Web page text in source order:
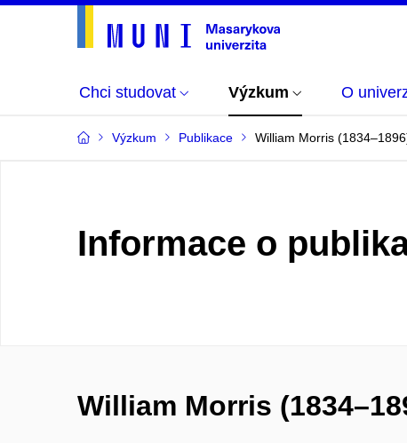
Chci studovat Výzkum O
Výzkum Publikace William Morris
Informace o
William Morris